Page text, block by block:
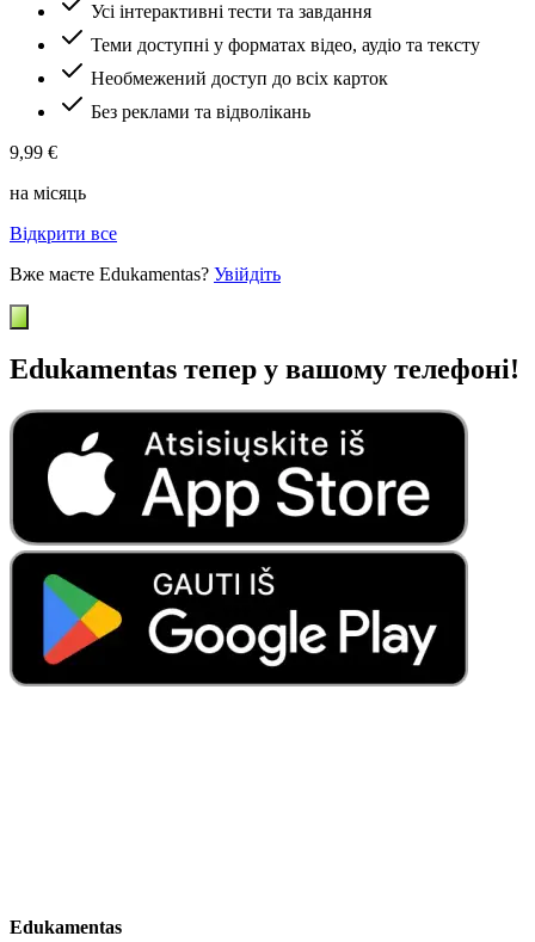
Усі інтерактивні тести та завдання
Теми доступні у форматах відео, аудіо та тексту
Необмежений доступ до всіх карток
Без реклами та відволікань
9,99 €
на місяць
Відкрити все
Вже маєте Edukamentas? Увійдіть
Edukamentas тепер у вашому телефоні!
Edukamentas